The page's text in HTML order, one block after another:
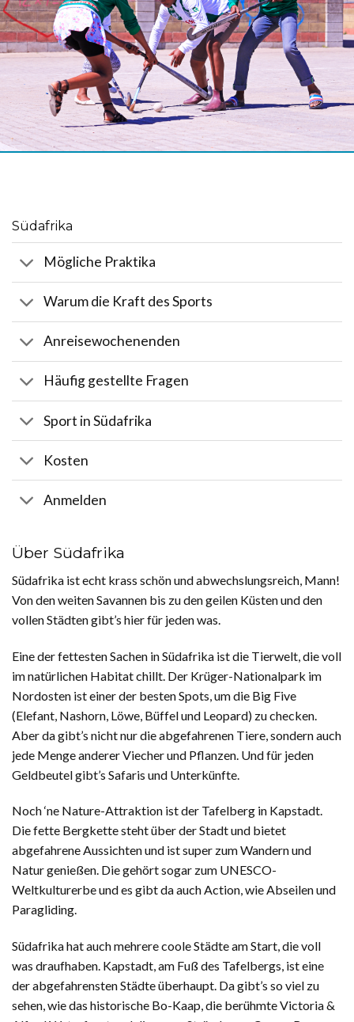
Südafrika
Mögliche Praktika
Warum die Kraft des Sports
Anreisewochenenden
Häufig gestellte Fragen
Sport in Südafrika
Kosten
Anmelden
Über Südafrika
Südafrika ist echt krass schön und abwechslungsreich, Mann!
Von den weiten Savannen bis zu den geilen Küsten und den
vollen Städten gibt’s hier für jeden was.
Eine der fettesten Sachen in Südafrika ist die Tierwelt, die voll
im natürlichen Habitat chillt. Der Krüger-Nationalpark im
Nordosten ist einer der besten Spots, um die Big Five
(Elefant, Nashorn, Löwe, Büffel und Leopard) zu checken.
Aber da gibt’s nicht nur die abgefahrenen Tiere, sondern auch
jede Menge anderer Viecher und Pflanzen. Und für jeden
Geldbeutel gibt’s Safaris und Unterkünfte.
Noch ‘ne Nature-Attraktion ist der Tafelberg in Kapstadt.
Die fette Bergkette steht über der Stadt und bietet
abgefahrene Aussichten und ist super zum Wandern und
Natur genießen. Die gehört sogar zum UNESCO-
Weltkulturerbe und es gibt da auch Action, wie Abseilen und
Paragliding.
Südafrika hat auch mehrere coole Städte am Start, die voll
was draufhaben. Kapstadt, am Fuß des Tafelbergs, ist eine
der abgefahrensten Städte überhaupt. Da gibt’s so viel zu
sehen, wie das historische Bo-Kaap, die berühmte Victoria &